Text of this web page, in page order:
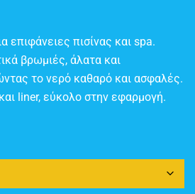
επιφάνειες πισίνας και spa.
βρωμιές, άλατα και
το νερό καθαρό και ασφαλές.
και liner, εύκολο στην εφαρμογή.